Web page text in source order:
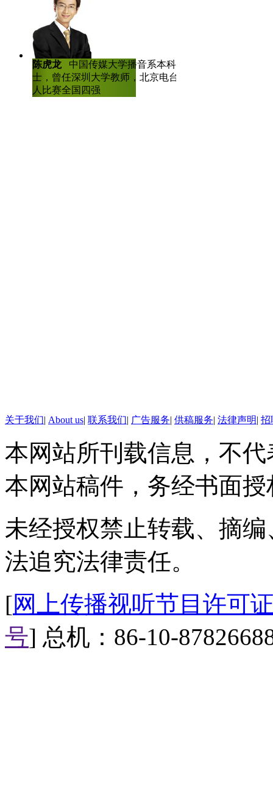
陈虎龙
中国传媒大学播音系本科、硕
士，曾任深圳大学教师，北京电台主持
人比赛全国四强
关于我们| About us| 联系我们| 广告服务| 供稿服务| 法律声明| 招
本网站所刊载信息，不
本网站稿件，务经书面授
未经授权禁止转载、摘
法追究法律责任。
[网上传播视听节目许可
号] 总机：86-10-